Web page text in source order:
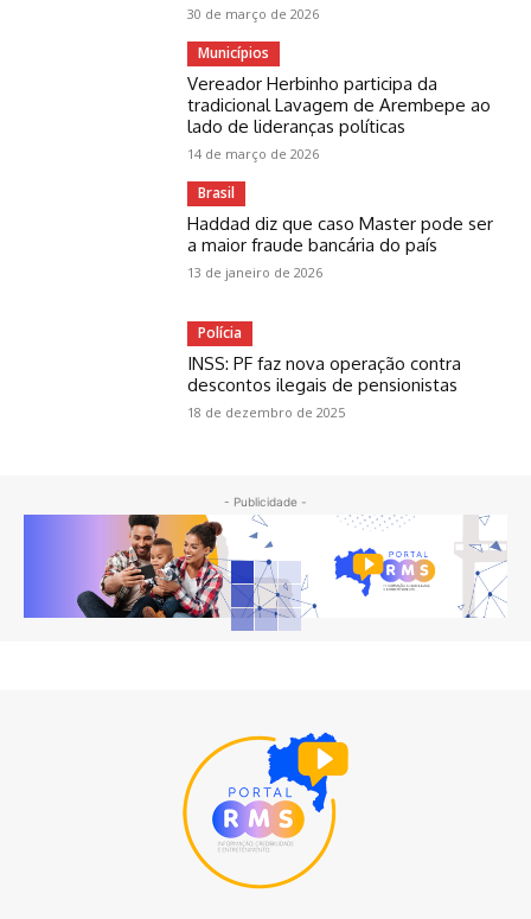
30 de março de 2026
Municípios
Vereador Herbinho participa da
tradicional Lavagem de Arembepe ao
lado de lideranças políticas
14 de março de 2026
Brasil
Haddad diz que caso Master pode ser
a maior fraude bancária do país
13 de janeiro de 2026
Polícia
INSS: PF faz nova operação contra
descontos ilegais de pensionistas
18 de dezembro de 2025
- Publicidade -